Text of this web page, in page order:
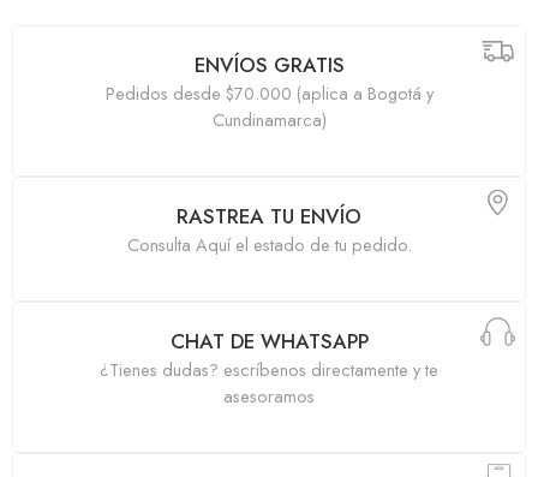
ENVÍOS GRATIS
Pedidos desde $70.000 (aplica a Bogotá y
Cundinamarca)
RASTREA TU ENVÍO
Consulta Aquí el estado de tu pedido.
CHAT DE WHATSAPP
¿Tienes dudas? escríbenos directamente y te
asesoramos